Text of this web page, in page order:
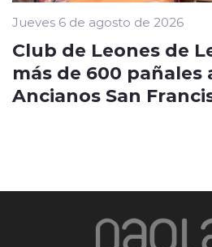
Jueves 6 de agosto de 2026
Club de Leones de
más de 600 pañales
Ancianos San